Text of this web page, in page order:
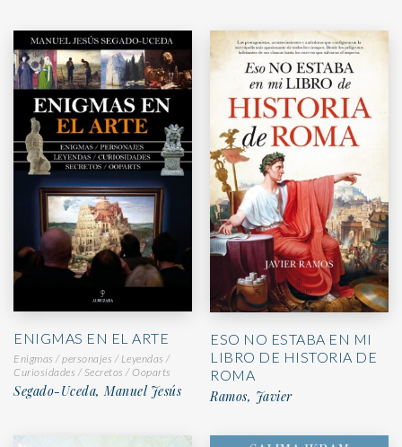
ENIGMAS EN EL ARTE
Enigmas / personajes / Leyendas /
Curiosidades / Secretos / Ooparts
Segado-Uceda, Manuel Jesús
ESO NO ESTABA EN MI
LIBRO DE HISTORIA DE
ROMA
Ramos, Javier